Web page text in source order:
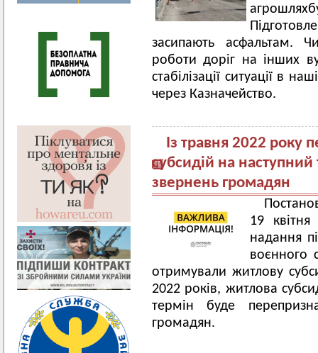
засипають асфальтам.
роботи доріг на інших
стабілізації ситуації в
через Казначейство.
Із травня 2022 року
субсидій на
звернень громадян
19
надання
воєнного
отримували житлову
2022 років, житлова
термін буде
громадян.